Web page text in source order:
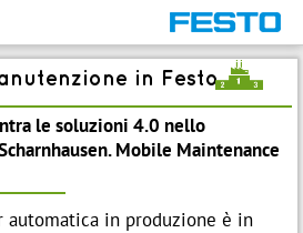
in Festoi
le soluzioni 4.0 nello
Mobile Maintenance
automatica in produzione è in